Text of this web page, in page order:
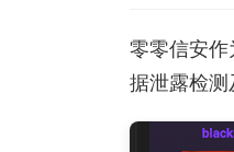
零零信安
据泄露检测